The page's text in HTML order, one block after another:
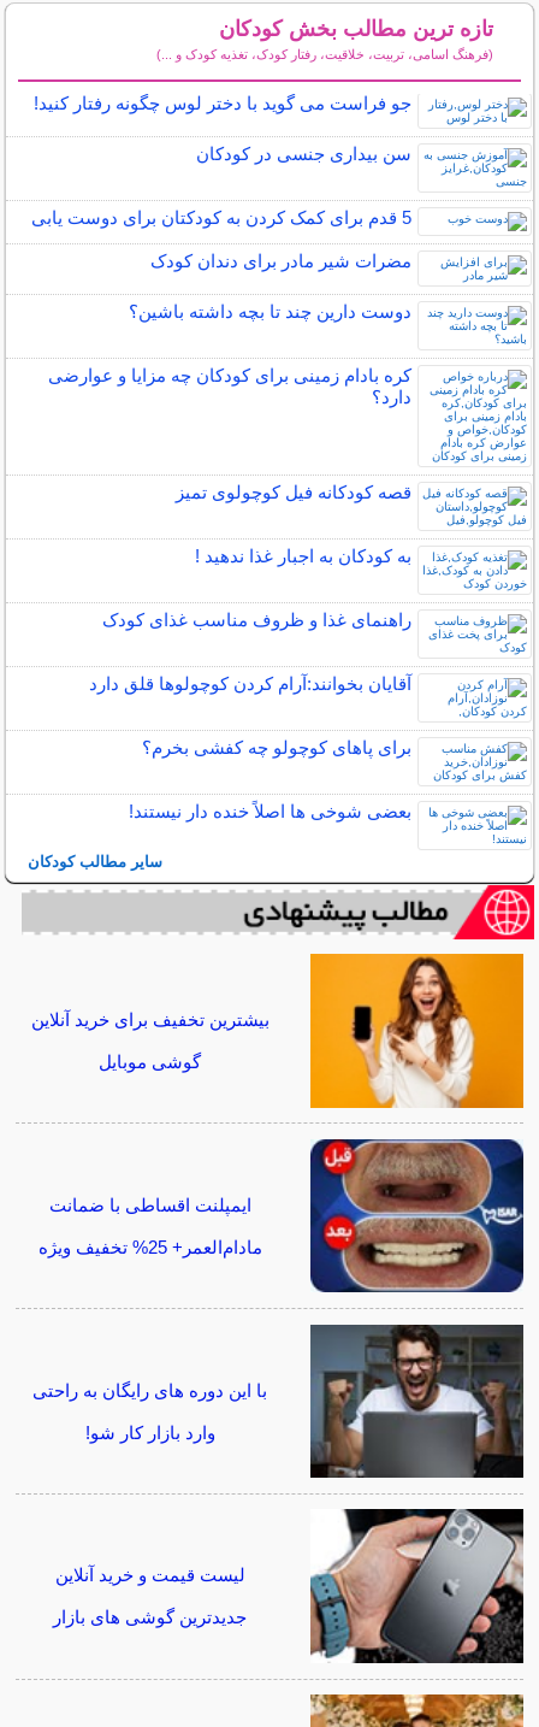
تازه ترین مطالب بخش کودکان
(فرهنگ اسامی، تربیت، خلاقیت، رفتار کودک، تغذیه کودک و ...)
جو فراست می گوید با دختر لوس چگونه رفتار کنید!
سن بیداری جنسی در کودکان
5 قدم برای کمک کردن به کودکتان برای دوست یابی
مضرات شیر مادر برای دندان کودک
دوست دارین چند تا بچه داشته باشین؟
کره بادام زمینی برای کودکان چه مزایا و عوارضی
دارد؟
قصه کودکانه فیل کوچولوی تمیز
به کودکان به اجبار غذا ندهید !
راهنمای غذا و ظروف مناسب غذای کودک
آقایان بخوانند:آرام كردن كوچولوها قلق دارد
برای پاهای کوچولو چه کفشی بخرم؟
بعضی شوخی ها اصلاً خنده دار نیستند!
سایر مطالب کودکان
بیشترین تخفیف برای خرید آنلاین
گوشی موبایل
ایمپلنت اقساطی با ضمانت
مادام‌العمر+ 25% تخفیف ویژه
با این دوره های رایگان به راحتی
وارد بازار کار شو!
لیست قیمت و خرید آنلاین
جدیدترین گوشی های بازار